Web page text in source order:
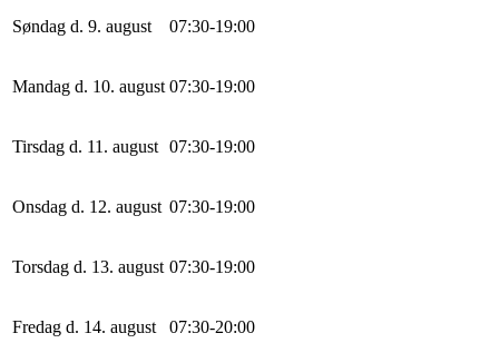
Søndag d. 9. august 07:30-19:00
Mandag d. 10. august 07:30-19:00
Tirsdag d. 11. august 07:30-19:00
Onsdag d. 12. august 07:30-19:00
Torsdag d. 13. august 07:30-19:00
Fredag d. 14. august 07:30-20:00